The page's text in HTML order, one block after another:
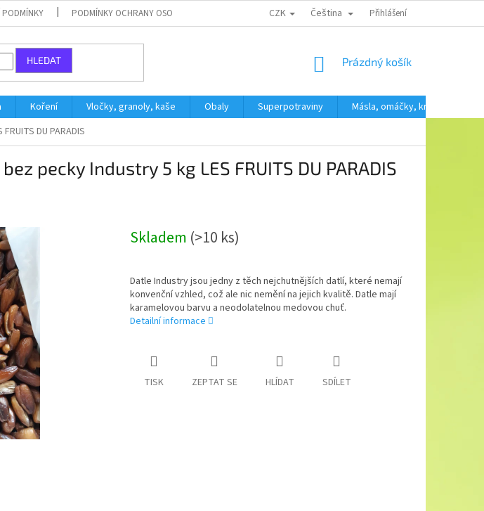
PODMÍNKY OCHRANY OSOBNÍCH ÚDAJŮ CZK Čeština Přihlášení
HLEDAT
NÁKUPNÍ
Prázdný košík
Koření Vločky, granoly, kaše Obaly Superpotraviny Másla, omáčky, krémy
DU PARADIS
pecky Industry 5 kg LES FRUITS DU PARADIS
Skladem (>10 ks)
Datle Industry jsou jedny z těch nejchutnějších datlí, které nemají
konvenční vzhled, což ale nic nemění na jejich kvalitě. Datle mají
karamelovou barvu a neodolatelnou medovou chuť.
Detailní informace
TISK ZEPTAT SE HLÍDAT SDÍLET